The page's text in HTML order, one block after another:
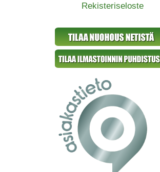
Rekisteriseloste